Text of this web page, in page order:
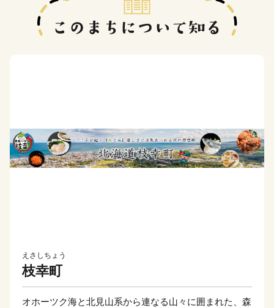
えさしちょう
枝幸町
オホーツク海と北見山系から連なる山々に囲まれた、森